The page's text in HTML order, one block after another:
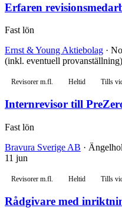
Erfaren
Fast lön
Ernst & Young Aktiebolag ·
(inkl. eventuell
Revisorer m.fl. Heltid Tills
Internrevisor till
Fast lön
Bravura Sverige AB ·
11 jun
Revisorer m.fl. Heltid Tills
Rådgivare med